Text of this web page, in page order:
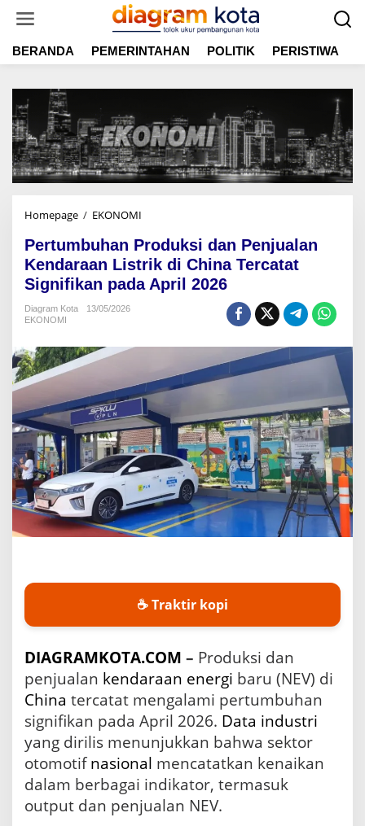
t
BERANDA PEMERINTAHAN POLITIK PERISTIWA
Homepage / EKONOMI
r
t
m
P
r
o
d
u
s
i
d
a
n
n
j
a
n
e
n
d
r
a
a
n
Pertumbuhan Produksi dan Penjualan
Kendaraan Listrik di China Tercatat
Signifikan pada April 2026
Diagram Kota
13/05/2026
EKONOMI
☕ Traktir kopi
DIAGRAMKOTA.COM – Produksi dan
penjualan kendaraan energi baru (NEV) di
China tercatat mengalami pertumbuhan
signifikan pada April 2026. Data industri
yang dirilis menunjukkan bahwa sektor
otomotifnasional mencatatkan kenaikan
dalam berbagai indikator, termasuk
output dan penjualan NEV.